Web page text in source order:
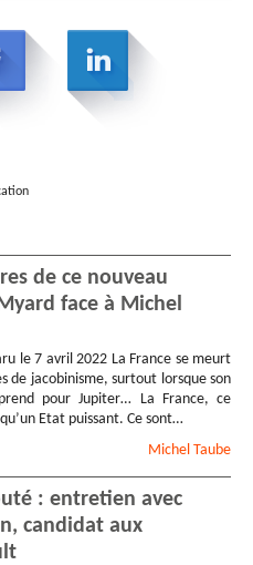
de ce nouveau
face à Michel
le 7 avril 2022 La France se meurt
de jacobinisme, surtout lorsque son
pour Jupiter… La France, ce
qu’un Etat puissant. Ce sont…
Michel Taube
: entretien avec
candidat aux